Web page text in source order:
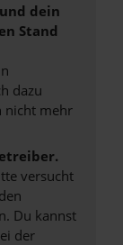
dein
Stand
dazu
nicht mehr
versucht
Du kannst
der